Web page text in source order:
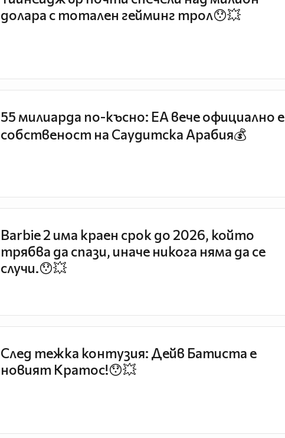
долара с тотален гейминг трол😯💥
55 милиарда по-късно: EA вече официално е
собственост на Саудитска Арабия💰
Barbie 2 има краен срок до 2026, който
трябва да спази, иначе никога няма да се
случи.😯💥
След тежка контузия: Дейв Батиста е
новият Кратос!😯💥